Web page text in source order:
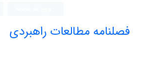
فصلنامه مطالعات راهبردی